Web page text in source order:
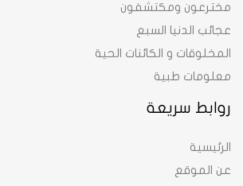
روابط سريعة
الرئيسية
عن الموقع
مخترعون ومكتشفون
عجائب الدنيا السبع
المخلوقات و الكائنات الحية
معلومات طبية